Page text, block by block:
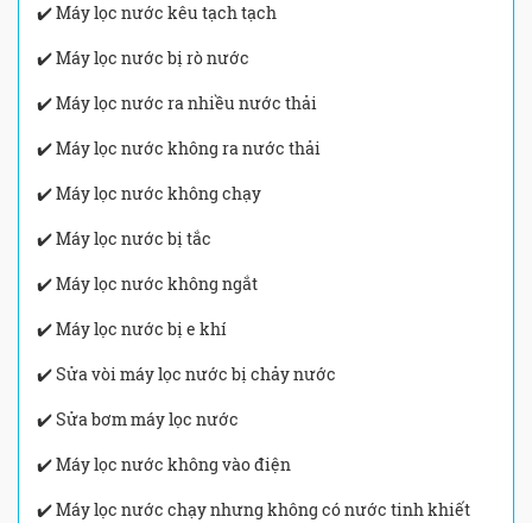
✔️ Máy lọc nước kêu tạch tạch
✔️ Máy lọc nước bị rò nước
✔️ Máy lọc nước ra nhiều nước thải
✔️ Máy lọc nước không ra nước thải
✔️ Máy lọc nước không chạy
✔️ Máy lọc nước bị tắc
✔️ Máy lọc nước không ngắt
✔️ Máy lọc nước bị e khí
✔️ Sửa vòi máy lọc nước bị chảy nước
✔️ Sửa bơm máy lọc nước
✔️ Máy lọc nước không vào điện
✔️ Máy lọc nước chạy nhưng không có nước tinh khiết